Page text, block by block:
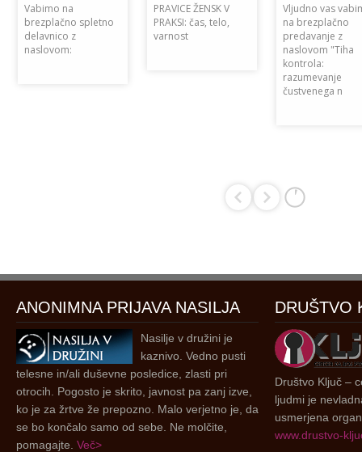
Vabimo na
brezplačno spletno
delavnico z
naslovom:
PRAVICE ŽENSK V
PRAKSI: čas, telo,
varnost
Vljudno vas
na brezplačno
predavanje z
naslovom "Tiha
kontrola:
razumevanje
čustvenega n
ANONIMNA PRIJAVA NASILJA
Nasilje v družini je
kaznivo. Vedno pusti
telesne in/ali duševne posledice, zlasti pri
otrocih. Pogosto je skrito, javnost pa zanj izve,
ko je za žrtve že prepozno. Malo verjetno je, da
se bo končalo samo od sebe. Ne molčite,
pomagajte. Več>
DRUŠTVO
Društvo Ključ –
ljudmi je
usmerjena
www.drustvo-